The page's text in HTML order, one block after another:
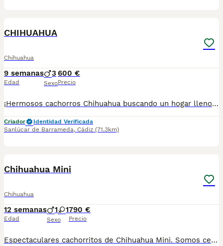
CHIHUAHUA
Chihuahua
9 semanas
Edad
3
Sexo
600 €
Precio
¡Hermosos cachorros Chihuahua buscando un hogar lleno de amor! ❤️ ✨ Excelente calidad. ✨ Muy juguetones, cariñosos y sociables. ✨ Ideales para compañía. ✨ Tamaño pequeño, perfectos para casa o departamento. 📍 Se entregan sanos y en excelentes condiciones. 📲 Para más información sobre disponibilidad, precio y apartados, envía mensaje privado o comunícate al 624 082 2074. ¡No pierdas la oportunidad de llevar a casa un pequeño compañero que llenará tu vida de amor! 🐾💙
Criador
Identidad Verificada
Sanlúcar de Barrameda, Cádiz (71.3km)
Chihuahua Mini
Chihuahua
12 semanas
Edad
1 1
Sexo
790 €
Precio
Espectaculares cachorritos de Chihuahua Mini. Somos centro de mascotas con años de experiencia. Diariamente cuidamos, supervisamos y mimamos a nuestros cachorritos. Los entregamos con Revisión Veterinaria, Factura de compra, garantía vírica, formulario de reconocimiento de raza pura, junto con su cartilla de vacunación y desparasitacion al día de la entrega. Hacemos envíos a toda la península y Baleares mediante servicio propio de transporte. Posibilidad de pago contrareembolso. Para más información no dude en contactar con nosotros. TLF: 649297709. Solo atiendo wasap o tlf. Gracias